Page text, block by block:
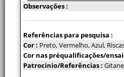
Observações :
Referências para pesquisa :
Cor : Preto, Vermelho, Azul,
Cor nas préqualificações/
Patrocinio/Referências :